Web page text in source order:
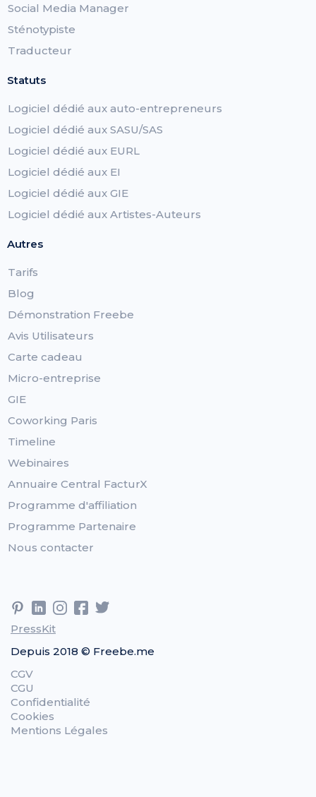
Social Media Manager
Sténotypiste
Traducteur
Statuts
Logiciel dédié aux auto-entrepreneurs
Logiciel dédié aux SASU/SAS
Logiciel dédié aux EURL
Logiciel dédié aux EI
Logiciel dédié aux GIE
Logiciel dédié aux Artistes-Auteurs
Autres
Tarifs
Blog
Démonstration Freebe
Avis Utilisateurs
Carte cadeau
Micro-entreprise
GIE
Coworking Paris
Timeline
Webinaires
Annuaire Central FacturX
Programme d'affiliation
Programme Partenaire
Nous contacter
PressKit
Depuis 2018 © Freebe.me
CGV
CGU
Confidentialité
Cookies
Mentions Légales